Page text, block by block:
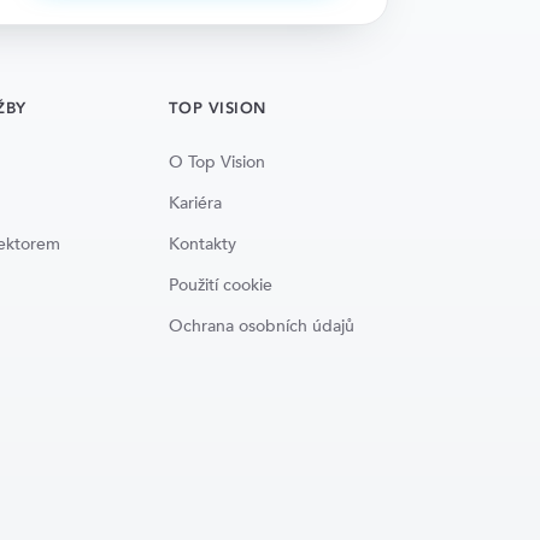
TOP VISION
O Top Vision
Kariéra
Kontakty
Použití cookie
Ochrana osobních údajů